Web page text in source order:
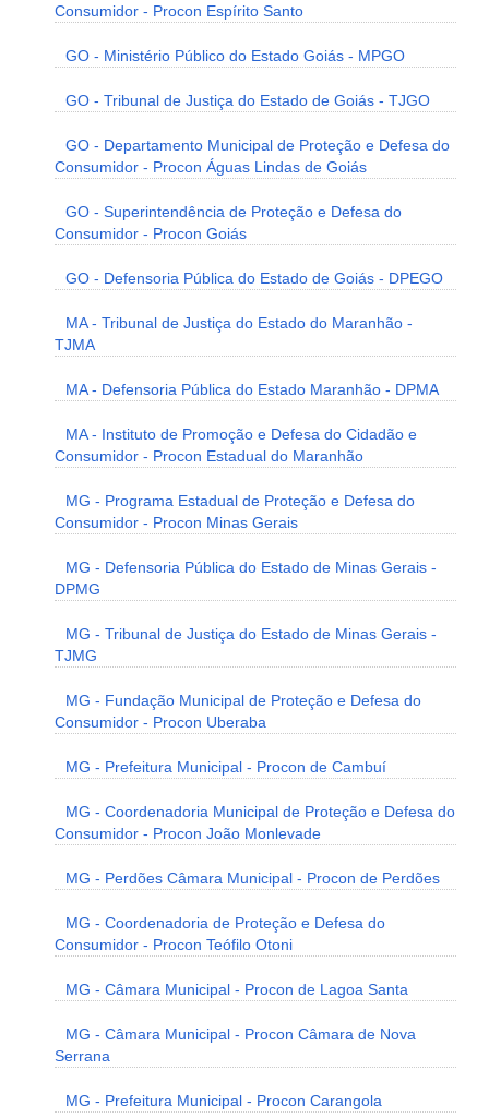
Consumidor - Procon Espírito Santo
GO - Ministério Público do Estado Goiás - MPGO
GO - Tribunal de Justiça do Estado de Goiás - TJGO
GO - Departamento Municipal de Proteção e Defesa do
Consumidor - Procon Águas Lindas de Goiás
GO - Superintendência de Proteção e Defesa do
Consumidor - Procon Goiás
GO - Defensoria Pública do Estado de Goiás - DPEGO
MA - Tribunal de Justiça do Estado do Maranhão -
TJMA
MA - Defensoria Pública do Estado Maranhão - DPMA
MA - Instituto de Promoção e Defesa do Cidadão e
Consumidor - Procon Estadual do Maranhão
MG - Programa Estadual de Proteção e Defesa do
Consumidor - Procon Minas Gerais
MG - Defensoria Pública do Estado de Minas Gerais -
DPMG
MG - Tribunal de Justiça do Estado de Minas Gerais -
TJMG
MG - Fundação Municipal de Proteção e Defesa do
Consumidor - Procon Uberaba
MG - Prefeitura Municipal - Procon de Cambuí
MG - Coordenadoria Municipal de Proteção e Defesa do
Consumidor - Procon João Monlevade
MG - Perdões Câmara Municipal - Procon de Perdões
MG - Coordenadoria de Proteção e Defesa do
Consumidor - Procon Teófilo Otoni
MG - Câmara Municipal - Procon de Lagoa Santa
MG - Câmara Municipal - Procon Câmara de Nova
Serrana
MG - Prefeitura Municipal - Procon Carangola